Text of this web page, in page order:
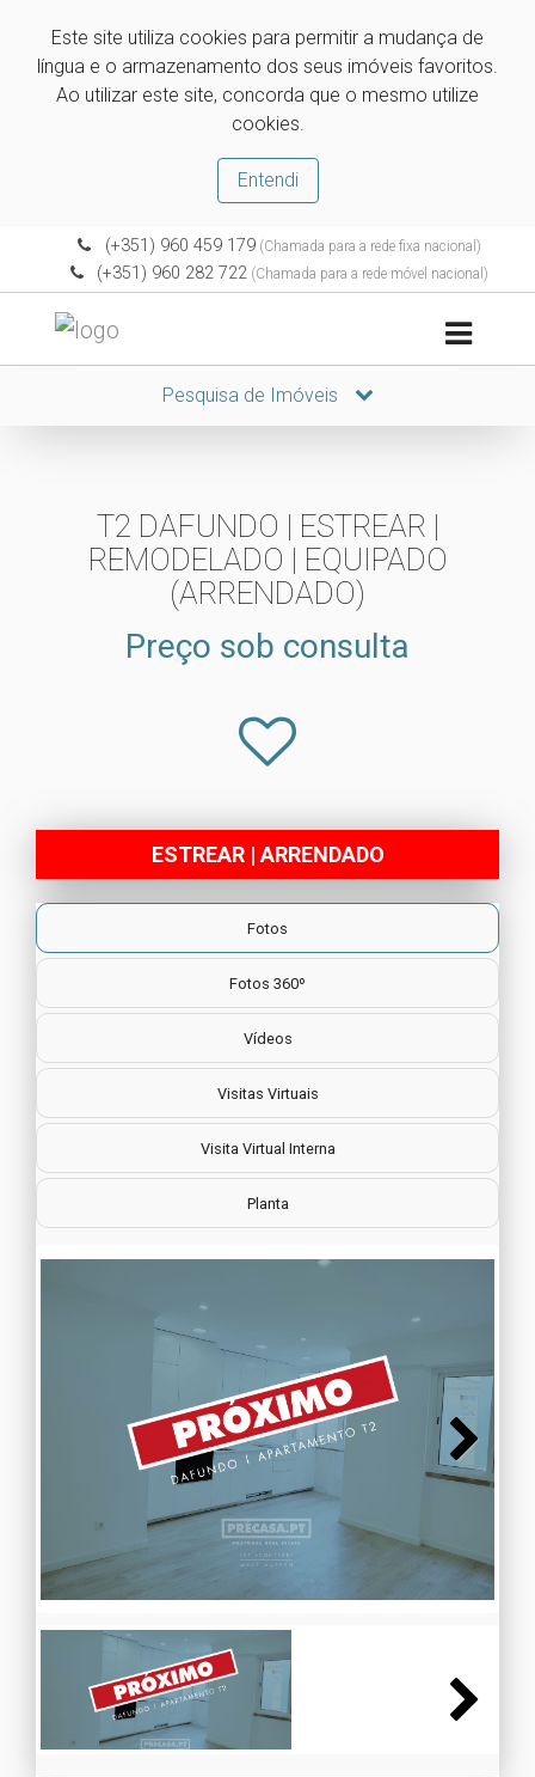
Este site utiliza cookies para permitir a mudança de
língua e o armazenamento dos seus imóveis favoritos.
Ao utilizar este site, concorda que o mesmo utilize
cookies.
Entendi
(+351) 960 459 179(Chamada para a rede fixa nacional)
(+351) 960 282 722 (Chamada para a rede móvel nacional)
Pesquisa de Imóveis
T2 DAFUNDO | ESTREAR |
REMODELADO | EQUIPADO
(ARRENDADO)
Preço sob consulta
ESTREAR | ARRENDADO
Fotos
Fotos 360º
Vídeos
Visitas Virtuais
Visita Virtual Interna
Planta
Next